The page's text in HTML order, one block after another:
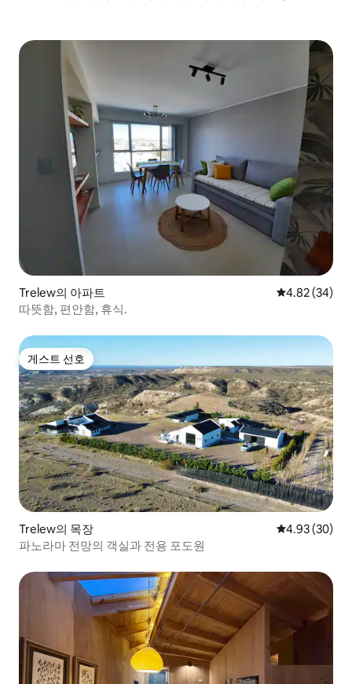
Trelew의 아파트 평점 4.82점(5
4.82 (34)
따뜻함, 편안함, 휴식.
게스트 선호
게스트 선호
Trelew의 목장 평점 4.93점(5
4.93 (30)
파노라마 전망의 객실과 전용 포도원